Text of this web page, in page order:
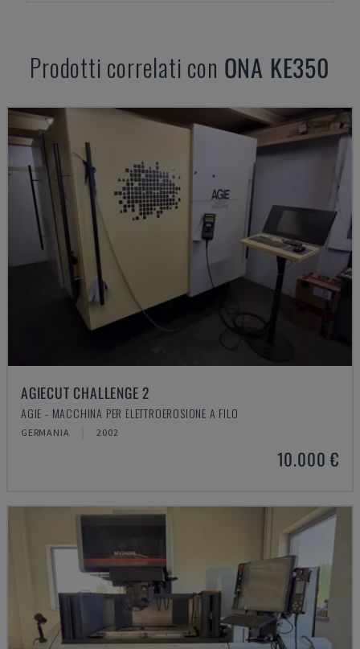
Prodotti correlati con ONA KE350
AGIECUT CHALLENGE 2
AGIE - MACCHINA PER ELETTROEROSIONE A FILO
GERMANIA 2002
10.000 €